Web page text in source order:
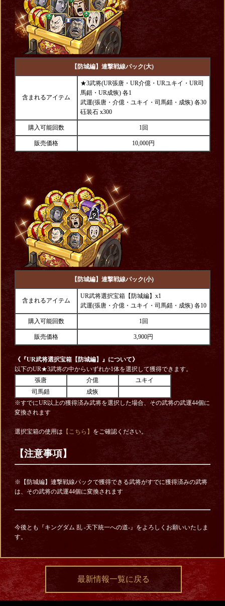
【防城編】連撃戦線パック(大)
含まれるアイテム
★3武将(UR張唐・UR介億・URユキイ・UR司
馬錯・UR成恢) 各1
武運(張唐・介億・ユキイ・司馬錯・成恢) 各30
砡装石 x300
購入可能回数 1回
販売価格 10,000円
【防城編】連撃戦線パック(小)
含まれるアイテム
UR武将選択宝箱【防城編】x1
武運(張唐・介億・ユキイ・司馬錯・成恢) 各10
購入可能回数 1回
販売価格 3,900円
《『UR武将選択宝箱【防城編】 』について》
以下のUR★3武将の中からいずれか1体を選択して獲得できます。
張唐
介億
ユキイ
司馬錯
成恢
※すでにUR以上の獲得済み武将を選択した場合、その武将の武運44個に
変換されます
選択宝箱の使用は 【こちら】 をご確認ください。
【注意事項】
※【防城編】連撃戦線パックで獲得できる武将がすでに獲得済みの武将
は、その武将の武運44個に変換されます
今後とも『キングダム 乱 -天下統一への道-』をよろしくお願いいたしま
す。
最新情報一覧に戻る